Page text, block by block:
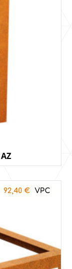
92,40 €